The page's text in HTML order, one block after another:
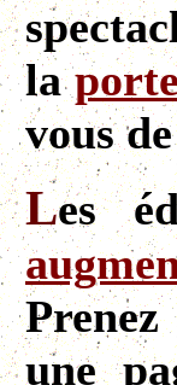
la
vous
Les
une